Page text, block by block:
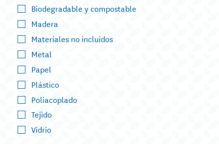
Biodegradable y compostable
Madera
Materiales no incluidos
Metal
Papel
Plástico
Poliacoplado
Tejido
Vidrio